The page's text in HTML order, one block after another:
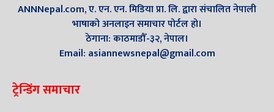
ANNNepal.com, ए. एन. एन. मिडिया प्रा. लि. द्वारा संचालित नेपाली
भाषाको अनलाइन समाचार पोर्टल हो।
ठेगाना: काठमाडौँ-३२, नेपाल।
Email: asiannewsnepal@gmail.com
ट्रेन्डिंग समाचार